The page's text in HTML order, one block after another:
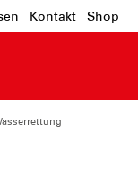
Kontakt Shop